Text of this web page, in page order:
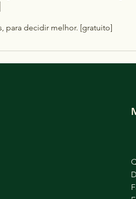
para decidir melhor. [gratuito]